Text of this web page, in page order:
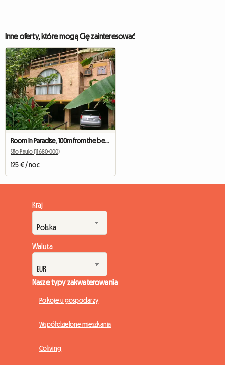
Inne oferty, które mogą Cię zainteresować
Room in Paradise, 100m from the beach
São Paulo (11680-000)
125 € / noc
Kraj
Waluta
Nasze typy zakwaterowania
Pokoje u gospodarzy
Współdzielone mieszkania
Coliving